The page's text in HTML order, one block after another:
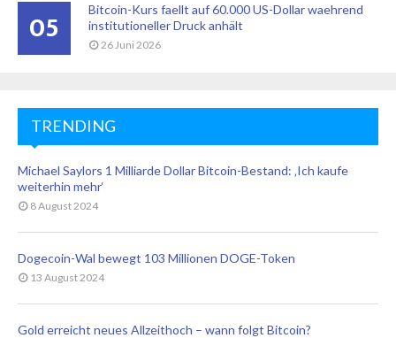
05
Bitcoin-Kurs faellt auf 60.000 US-Dollar waehrend
institutioneller Druck anhält
26 Juni 2026
TRENDING
Michael Saylors 1 Milliarde Dollar Bitcoin-Bestand: ‚Ich kaufe
weiterhin mehr‘
8 August 2024
Dogecoin-Wal bewegt 103 Millionen DOGE-Token
13 August 2024
Gold erreicht neues Allzeithoch – wann folgt Bitcoin?